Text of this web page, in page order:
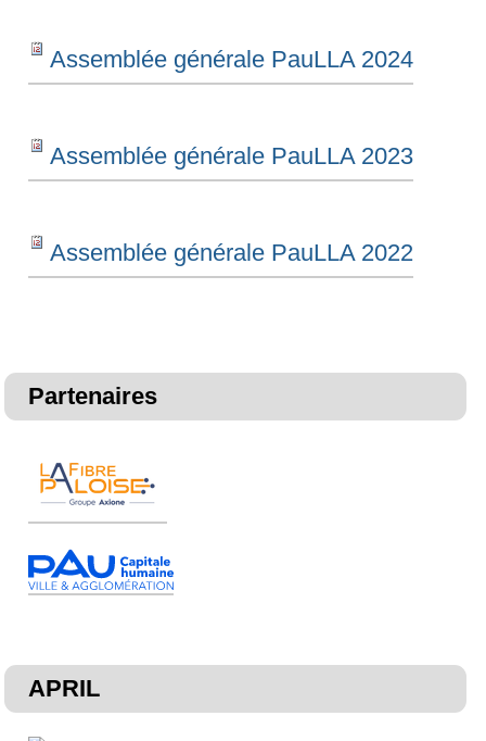
Assemblée générale PauLLA 2024
Assemblée générale PauLLA 2023
Assemblée générale PauLLA 2022
Partenaires
APRIL